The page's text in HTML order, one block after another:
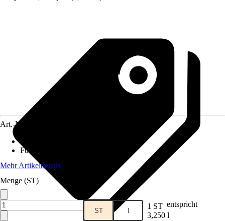
Art.-Nr.
Futtermittelart
Mehr Artikeldetails
Menge (ST)
ST l 1 ST entspricht
3,250 l